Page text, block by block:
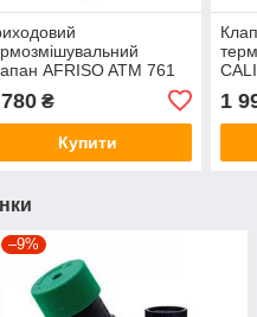
AFRISO ATM 761
₴
Купити
1
–9%